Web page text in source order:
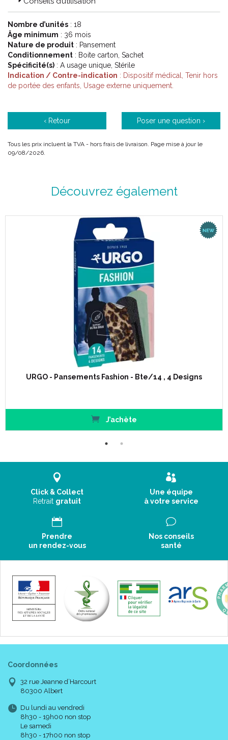
Extensible, discret, waterproof, résistant, ultra protecteur, ultra
absorbant… A chaque bobo son pansement adapté.
Code ACL : 9202241
Code EAN : 3664492022413
Nombre d’unités : 18
Âge minimum : 36 mois
Nature de produit : Pansement
Conditionnement : Boite carton, Sachet
Spécificité(s) : A usage unique, Stérile
Indication / Contre-indication : Dispositif médical, Tenir hors
de portée des enfants, Usage externe uniquement.
‹ Retour Poser une question ›
Tous les prix incluent la TVA - hors frais de livraison. Page mise à jour le
09/08/2026.
Découvrez également
URGO - Pansements Fashion - Bte/14 , 4 Designs
J’achète
Click & Collect
Retrait gratuit
Une équipe
à votre service
Prendre
un rendez-vous
Nos conseils
santé
Coordonnées
32 rue Jeanne d’Harcourt
80300 Albert
Du lundi au vendredi
8h30 - 19h00 non stop
Le samedi
8h30 - 17h00 non stop